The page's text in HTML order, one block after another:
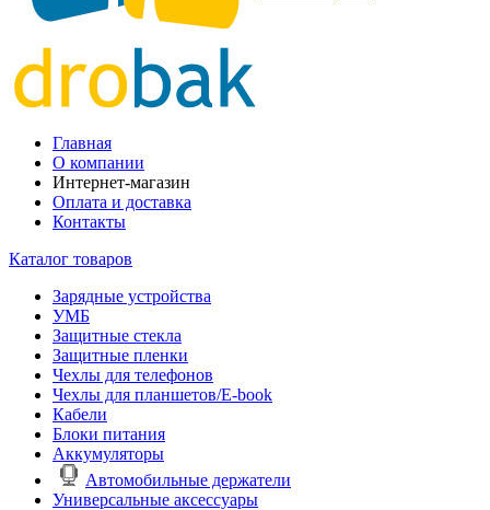
Главная
О компании
Интернет-магазин
Оплата и доставка
Контакты
Каталог товаров
Зарядные устройства
УМБ
Защитные стекла
Защитные пленки
Чехлы для телефонов
Чехлы для планшетов/E-book
Кабели
Блоки питания
Аккумуляторы
Автомобильные держатели
Универсальные аксессуары